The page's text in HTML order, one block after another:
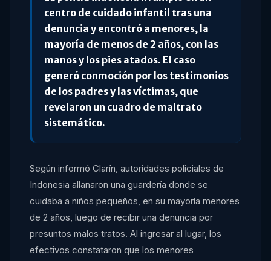
centro de cuidado infantil tras una
denuncia y encontró a menores, la
mayoría de menos de 2 años, con las
manos y los pies atados. El caso
generó conmoción por los testimonios
de los padres y las víctimas, que
revelaron un cuadro de maltrato
sistemático.
Según informó Clarín, autoridades policiales de
Indonesia allanaron una guardería donde se
cuidaba a niños pequeños, en su mayoría menores
de 2 años, luego de recibir una denuncia por
presuntos malos tratos. Al ingresar al lugar, los
efectivos constataron que los menores